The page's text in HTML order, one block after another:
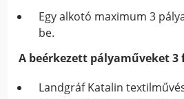
Egy alkotó maximum 3
be.
A beérkezett pályaműveket 3
Landgráf Katalin